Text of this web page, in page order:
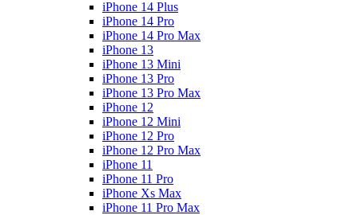
iPhone 14 Plus
iPhone 14 Pro
iPhone 14 Pro Max
iPhone 13
iPhone 13 Mini
iPhone 13 Pro
iPhone 13 Pro Max
iPhone 12
iPhone 12 Mini
iPhone 12 Pro
iPhone 12 Pro Max
iPhone 11
iPhone 11 Pro
iPhone Xs Max
iPhone 11 Pro Max